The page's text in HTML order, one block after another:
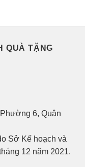
QUÀ TẶNG
6, Quận
Sở Kế hoạch và
12 năm 2021.